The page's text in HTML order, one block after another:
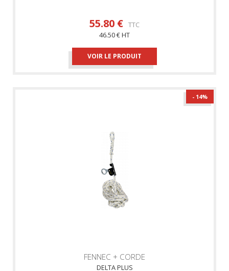
55.80 € TTC
46.50 € HT
VOIR LE PRODUIT
- 14%
FENNEC + CORDE
DELTA PLUS